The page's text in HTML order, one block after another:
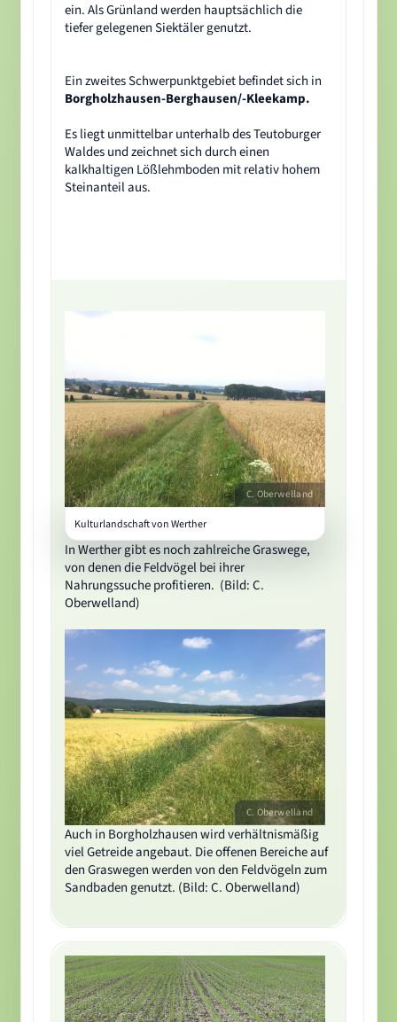
ein. Als Grünland werden hauptsächlich die
tiefer gelegenen Siektäler genutzt.
Ein zweites Schwerpunktgebiet befindet sich in
Borgholzhausen-Berghausen/-Kleekamp.
Es liegt unmittelbar unterhalb des Teutoburger
Waldes und zeichnet sich durch einen
kalkhaltigen Lößlehmboden mit relativ hohem
Steinanteil aus.
Kulturlandschaft von Werther
In Werther gibt es noch zahlreiche Graswege,
von denen die Feldvögel bei ihrer
Nahrungssuche profitieren. (Bild: C.
Oberwelland)
Auch in Borgholzhausen wird verhältnismäßig
viel Getreide angebaut. Die offenen Bereiche auf
den Graswegen werden von den Feldvögeln zum
Sandbaden genutzt. (Bild: C. Oberwelland)
C. Oberwelland
C. Oberwelland